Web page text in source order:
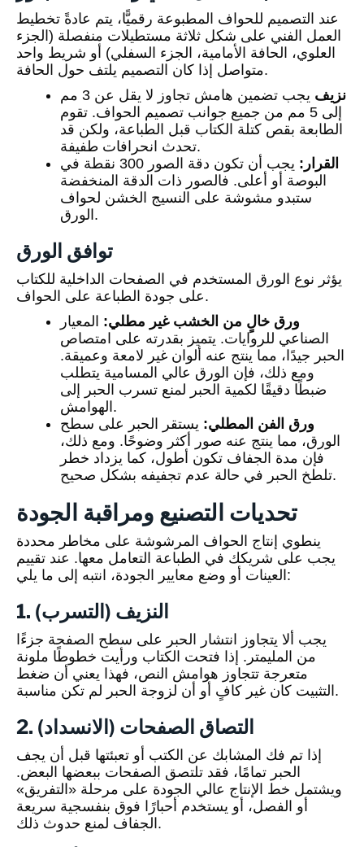
عند التصميم للحواف المطبوعة رقميًّا، يتم عادةً تخطيط
العمل الفني على شكل ثلاثة مستطيلات منفصلة (الجزء
العلوي، الحافة الأمامية، الجزء السفلي) أو شريط واحد
متواصل إذا كان التصميم يلتف حول الحافة.
نزيف
يجب تضمين هامش تجاوز لا يقل عن 3 مم
إلى 5 مم من جميع جوانب تصميم الحواف. تقوم
الطابعة بقص كتلة الكتاب قبل الطباعة، ولكن قد
تحدث انحرافات طفيفة.
القرار:
يجب أن تكون دقة الصور 300 نقطة في
البوصة أو أعلى. فالصور ذات الدقة المنخفضة
ستبدو مشوشة على النسيج الخشن لحواف
الورق.
توافق الورق
يؤثر نوع الورق المستخدم في الصفحات الداخلية للكتاب
على جودة الطباعة على الحواف.
ورق خالٍ من الخشب غير مطلي: المعيار
الصناعي للروايات. يتميز بقدرته على امتصاص
الحبر جيدًا، مما ينتج عنه ألوان غير لامعة وعميقة.
ومع ذلك، فإن الورق عالي المسامية يتطلب
ضبطًا دقيقًا لكمية الحبر لمنع تسرب الحبر إلى
الهوامش.
ورق الفن المطلي: يستقر الحبر على سطح
الورق، مما ينتج عنه صور أكثر وضوحًا. ومع ذلك،
فإن مدة الجفاف تكون أطول، كما يزداد خطر
تلطخ الحبر في حالة عدم تجفيفه بشكل صحيح.
تحديات التصنيع ومراقبة الجودة
ينطوي إنتاج الحواف المرشوشة على مخاطر محددة
يجب على شريكك في الطباعة التعامل معها. عند تقييم
العينات أو وضع معايير الجودة، انتبه إلى ما يلي:
1. النزيف (التسرب)
يجب ألا يتجاوز انتشار الحبر على سطح الصفحة جزءًا
من المليمتر. إذا فتحت الكتاب ورأيت خطوطًا ملونة
متعرجة تتجاوز هوامش النص، فهذا يعني أن ضغط
التثبيت كان غير كافٍ أو أن لزوجة الحبر لم تكن مناسبة.
2. التصاق الصفحات (الانسداد)
إذا تم فك المشابك عن الكتب أو تعبئتها قبل أن يجف
الحبر تمامًا، فقد تلتصق الصفحات ببعضها البعض.
ويشتمل خط الإنتاج عالي الجودة على مرحلة «التفريق»
أو الفصل، أو يستخدم أحبارًا فوق بنفسجية سريعة
الجفاف لمنع حدوث ذلك.